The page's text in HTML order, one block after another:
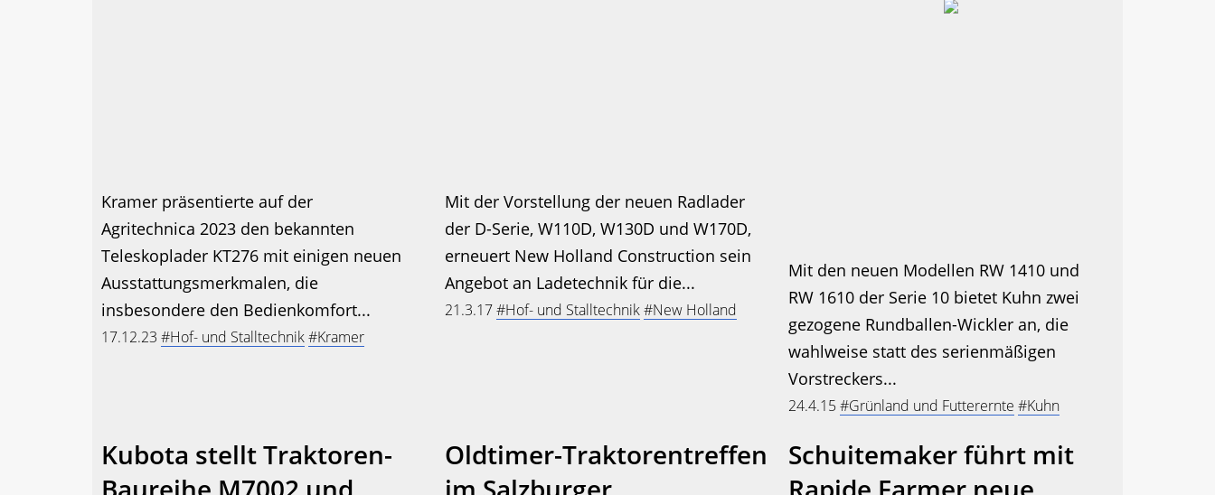
Kramer präsentierte auf der
Agritechnica 2023 den bekannten
Teleskoplader KT276 mit einigen neuen
Ausstattungsmerkmalen, die
insbesondere den Bedienkomfort...
17.12.23 #Hof- und Stalltechnik#Kramer
Mit der Vorstellung der neuen Radlader
der D-Serie, W110D, W130D und W170D,
erneuert New Holland Construction sein
Angebot an Ladetechnik für die...
21.3.17#Hof- und Stalltechnik#New Holland
Mit den neuen Modellen RW 1410 und
RW 1610 der Serie 10 bietet Kuhn zwei
gezogene Rundballen-Wickler an, die
wahlweise statt des serienmäßigen
Vorstreckers...
24.4.15#Grünland und Futterernte #Kuhn
Kubota stellt Traktoren-
Oldtimer-Traktorentreffen
Schuitemaker führt mit